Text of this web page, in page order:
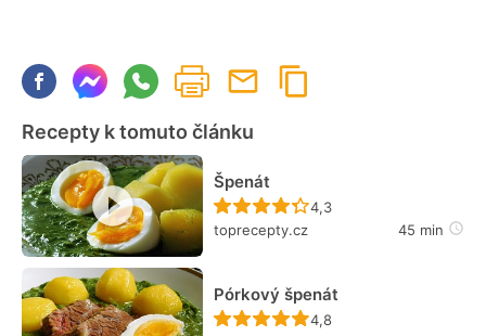
Recepty k tomuto článku
Špenát
Recept ještě nebyl
4,3
toprecepty.cz
45 min
Pórkový špenát
Recept ještě nebyl
4,8